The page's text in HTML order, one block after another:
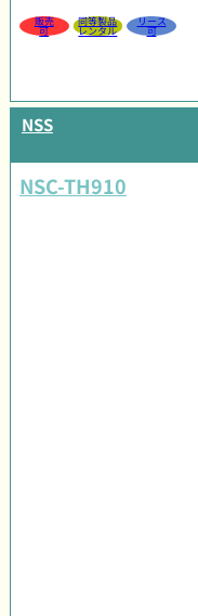
販売
可
同等製品
レンタル
リース
可
NSS
NSC-TH910